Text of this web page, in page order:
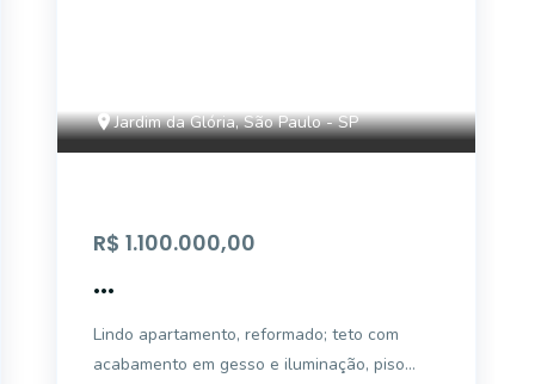
Jardim da Glória, São Paulo - SP
R$ 1.100.000,00
...
Lindo apartamento, reformado; teto com
acabamento em gesso e iluminação, piso